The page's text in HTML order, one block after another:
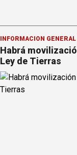
INFORMACION GENERAL
Habrá
Ley de Tierras